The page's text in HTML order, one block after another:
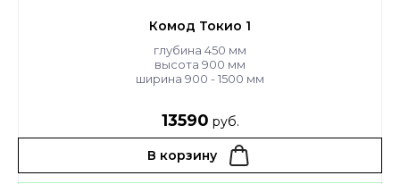
Комод Токио 1
глубина 450 мм
высота 900 мм
ширина 900 - 1500 мм
13590 руб.
В корзину